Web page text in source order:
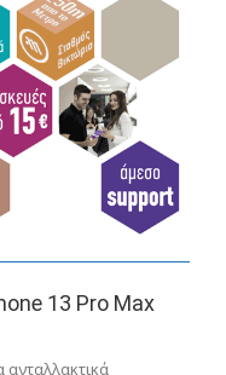
13 Pro Max